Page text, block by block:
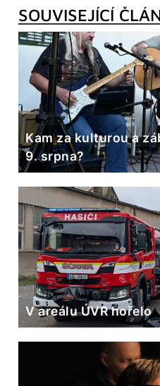
SOUVISEJÍCÍ
Kam za kulturou a
9. srpna?
V areálu ÚVR hořelo